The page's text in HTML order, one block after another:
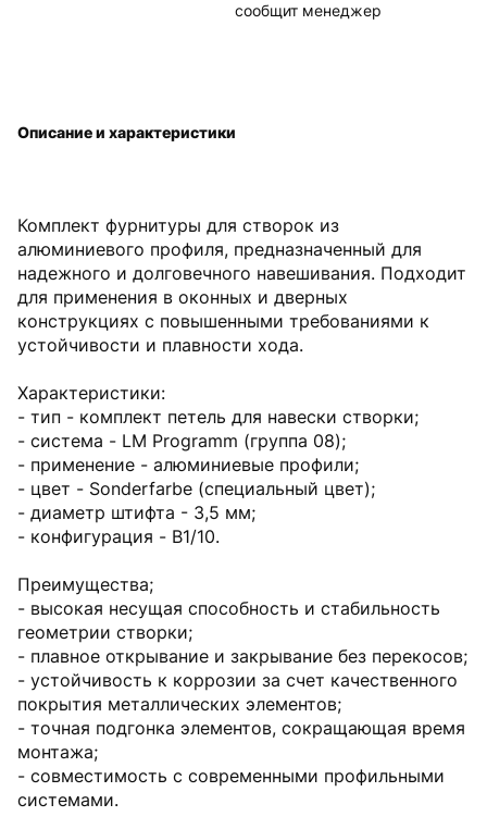
сообщит менеджер
Комплект фурнитуры для створок из
алюминиевого профиля, предназначенный для
надежного и долговечного навешивания. Подходит
для применения в оконных и дверных
конструкциях с повышенными требованиями к
устойчивости и плавности хода.
Характеристики:
- тип - комплект петель для навески створки;
- система - LM Programm (группа 08);
- применение - алюминиевые профили;
- цвет - Sonderfarbe (специальный цвет);
- диаметр штифта - 3,5 мм;
- конфигурация - B1/10.
Преимущества;
- высокая несущая способность и стабильность
геометрии створки;
- плавное открывание и закрывание без перекосов;
- устойчивость к коррозии за счет качественного
покрытия металлических элементов;
- точная подгонка элементов, сокращающая время
монтажа;
- совместимость с современными профильными
системами.
Описание и характеристики